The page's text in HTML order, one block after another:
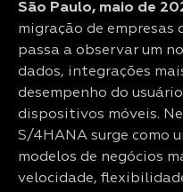
São Paulo, maio de
migração de empresas
passa a observar um
dados, integrações
desempenho do
dispositivos móveis.
S/4HANA surge como
modelos de negócios
velocidade,